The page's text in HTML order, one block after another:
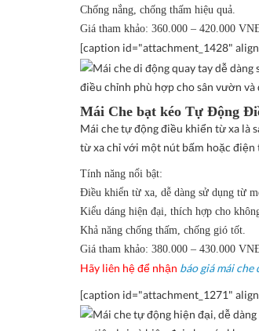
Chống nắng, chống thấm hiệu quả.
Giá tham khảo: 360.000 – 420.000
[caption id="attachment_1428"
điều chỉnh phù hợp cho sân vườn
Mái Che bạt kéo Tự Động
Mái che tự động điều khiển từ xa là
từ xa chỉ với một nút bấm hoặc điện
Tính năng nổi bật:
Điều khiển từ xa, dễ dàng sử dụng từ
Kiểu dáng hiện đại, thích hợp cho
Khả năng chống thấm, chống gió tốt.
Giá tham khảo: 380.000 – 430.000
Hãy liên hệ để nhận báo giá mái che
[caption id="attachment_1271"